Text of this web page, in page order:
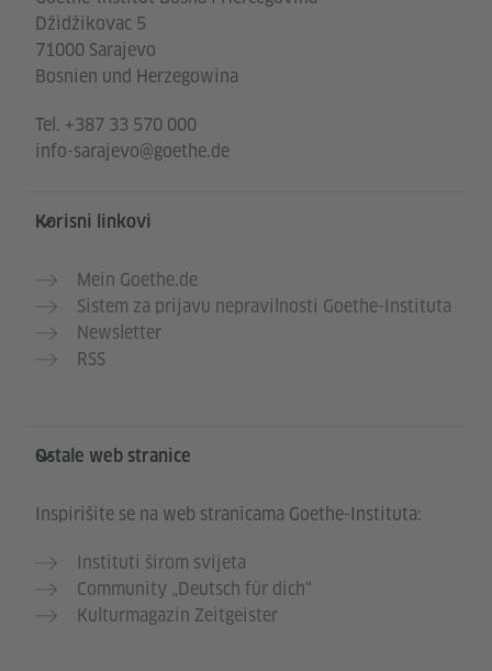
Džidžikovac 5
71000 Sarajevo
Bosnien und Herzegowina
Tel. +387 33 570 000
info-sarajevo@goethe.de
Korisni linkovi
Mein Goethe.de
Sistem za prijavu nepravilnosti Goethe-Instituta
Newsletter
RSS
Ostale web stranice
Inspirišite se na web stranicama Goethe-Instituta:
Instituti širom svijeta
Community „Deutsch für dich“
Kulturmagazin Zeitgeister